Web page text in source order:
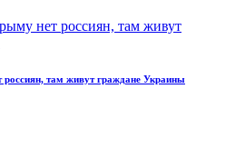
там живут граждане Украины